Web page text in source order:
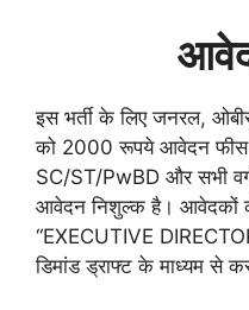
इस भर्ती के लिए जनरल,
को 2000 रूपये आवेदन फीस
SC/ST/PwBD और सभी
आवेदन निशुल्क है। आवेदकों
“EXECUTIVE
डिमांड ड्राफ्ट के माध्यम से